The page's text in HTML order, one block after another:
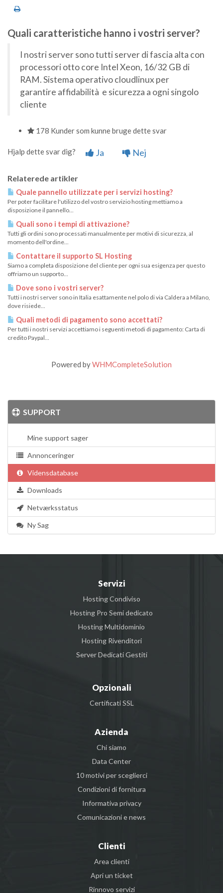
Quali caratteristiche hanno i vostri server?
I nostri server sono tutti server di fascia alta con
processori otto core Intel Xeon, 16/32 GB di
RAM. Sistema operativo cloudlinux per
garantire affidabilità e sicurezza a ogni singolo
cliente
178 Kunder som kunne bruge dette svar
Hjalp dette svar dig? Ja Nej
Relaterede artikler
Quale pannello utilizzate per i servizi hosting?
Per poter facilitare l'utilizzo del vostro servizio hosting mettiamo a
disposizione il pannello...
Quali sono i tempi di attivazione?
Tutti gli ordini sono processati manualmente per motivi di sicurezza, al
momento dell'ordine...
Contattare il supporto SL Hosting
Siamo a completa disposizione del cliente per ogni sua esigenza per questo
offriamo un supporto...
Dove sono i vostri server?
Tutti i nostri server sono in Italia esattamente nel polo di via Caldera a Milano,
dove risiede...
Quali metodi di pagamento sono accettati?
Per tutti i nostri servizi accettiamo i seguenti metodi di pagamento: Carta di
credito Paypal...
Powered byWHMCompleteSolution
SUPPORT
Mine support sager
Annonceringer
Vidensdatabase
Downloads
Netværksstatus
Ny Sag
Servizi
Hosting Condiviso
Hosting Pro Semi dedicato
Hosting Multidominio
Hosting Rivenditori
Server Dedicati Gestiti
Opzionali
Certificati SSL
Azienda
Chi siamo
Data Center
10 motivi per sceglierci
Condizioni di fornitura
Informativa privacy
Comunicazioni e news
Clienti
Area clienti
Apri un ticket
Rinnovo servizi